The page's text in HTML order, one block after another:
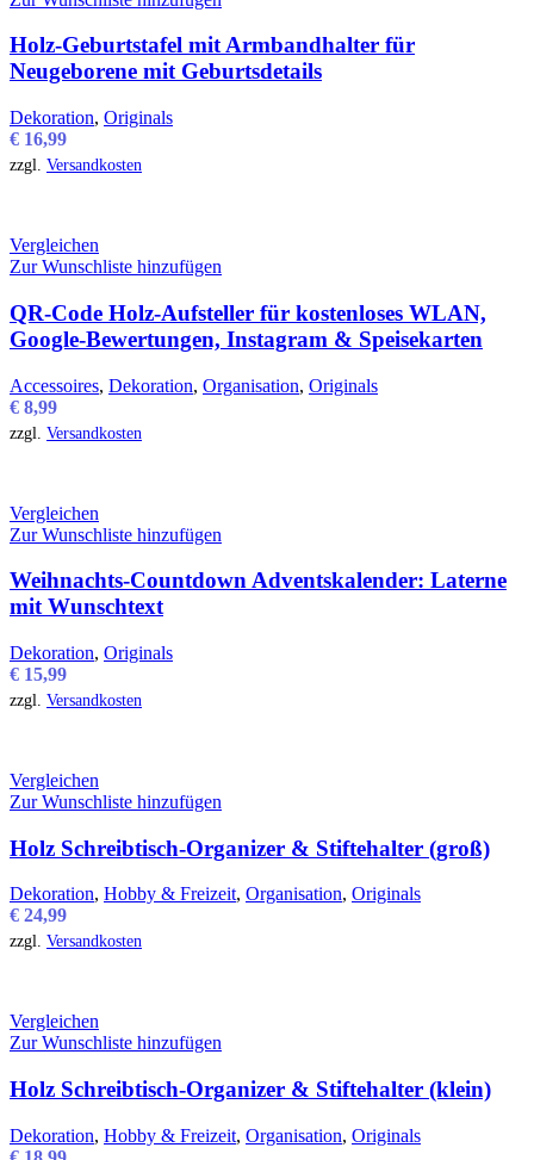
Holz-Geburtstafel mit Armbandhalter für
Neugeborene mit Geburtsdetails
Dekoration, Originals
€ 16,99
zzgl. Versandkosten
Vergleichen
Zur Wunschliste hinzufügen
QR-Code Holz-Aufsteller für kostenloses WLAN,
Google-Bewertungen, Instagram & Speisekarten
Accessoires, Dekoration, Organisation, Originals
€ 8,99
zzgl. Versandkosten
Vergleichen
Zur Wunschliste hinzufügen
Weihnachts-Countdown Adventskalender: Laterne
mit Wunschtext
Dekoration, Originals
€ 15,99
zzgl. Versandkosten
Vergleichen
Zur Wunschliste hinzufügen
Holz Schreibtisch-Organizer & Stiftehalter (groß)
Dekoration, Hobby & Freizeit, Organisation, Originals
€ 24,99
zzgl. Versandkosten
Vergleichen
Zur Wunschliste hinzufügen
Holz Schreibtisch-Organizer & Stiftehalter (klein)
Dekoration, Hobby & Freizeit, Organisation, Originals